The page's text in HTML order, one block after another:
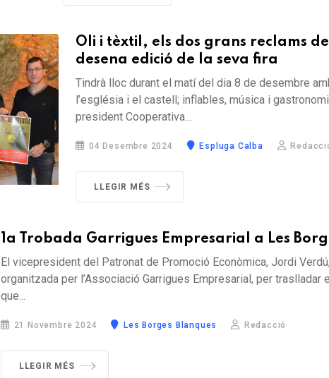
Oli i tèxtil, els dos grans reclams
desena edició de la seva fira
Tindrà lloc durant el matí del dia 8 de desembre
l’església i el castell; inflables, música i
president Cooperativa...
04 Desembre 2024 Espluga Calba
LLEGIR MÉS
1a Trobada Garrigues Empresarial a Les
El vicepresident del Patronat de Promoció Econòmica, Jordi
organitzada per l’Associació Garrigues Empresarial, per traslladar
que...
21 Novembre 2024 Les Borges Blanques Redacció
LLEGIR MÉS